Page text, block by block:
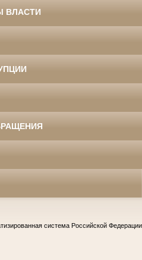
ВЛАСТИ
система Российской